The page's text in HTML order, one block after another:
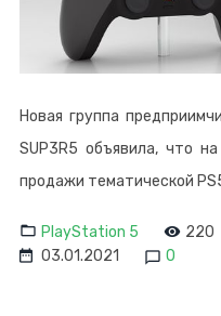
Новая группа
SUP3R5 объявила, что
продажи тематической
PlayStation 5 220
03.01.2021
0